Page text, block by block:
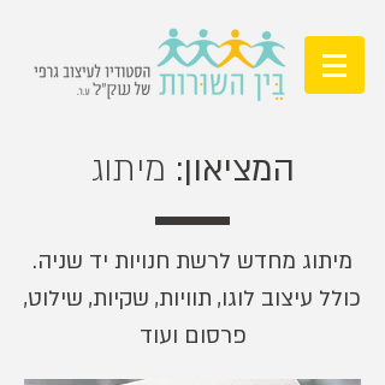
המציאון: מיתוג
מיתוג מחדש לרשת חנויות יד שניה.
כולל עיצוב לוגו, תוויות, שקיות, שילוט,
פרסום ועוד